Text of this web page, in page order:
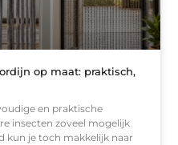
op maat: praktisch,
en praktische
insecten zoveel mogelijk
kun je toch makkelijk naar